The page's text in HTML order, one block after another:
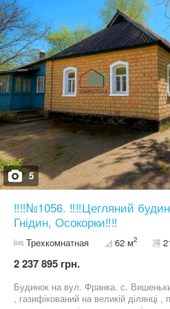
5
‼️‼️№1056. ‼️‼️Цегляний
Гнідин, Осокорки‼️‼️
Трехкомнатная 62 м2
2 237 895 грн.
Будинок на вул. Франка. с.
, газифікований на великій ділянці